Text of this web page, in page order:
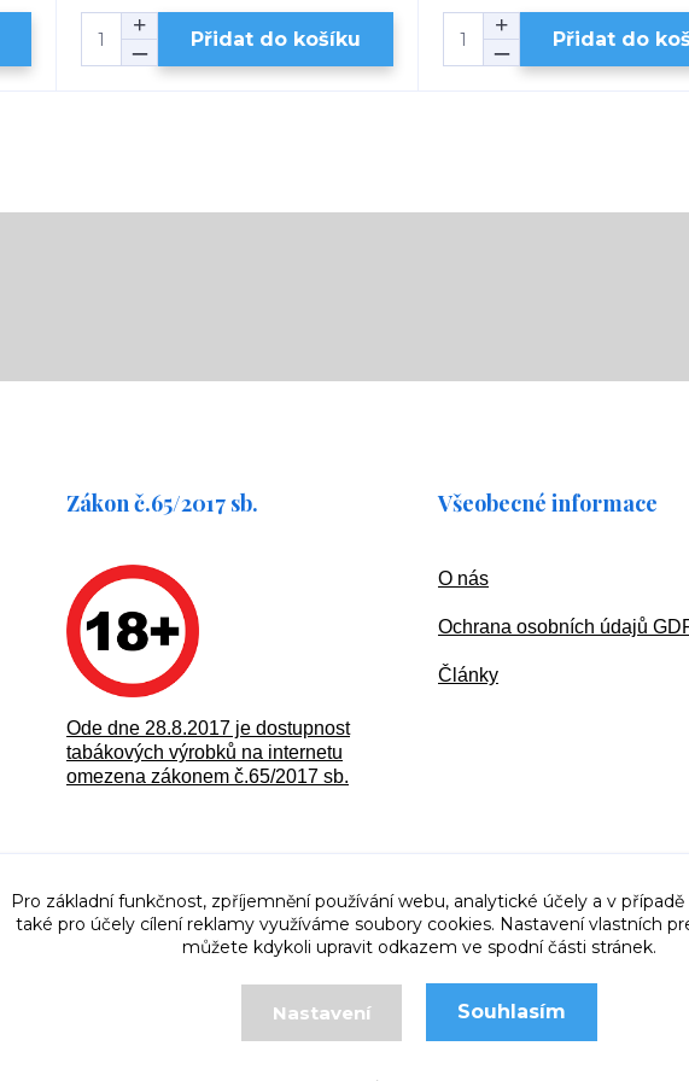
Přidat do košíku Přidat do
Zákon č.65/2017 sb.
Ode dne 28.8.2017 je dostupnost
tabákových výrobků na internetu
omezena zákonem č.65/2017 sb.
Všeobecné informace
O nás
Ochrana osobních údajů
Články
Pro základní funkčnost, zpříjemnění používání webu, analytické účely a v případě
také pro účely cílení reklamy využíváme soubory cookies. Nastavení vlastních
můžete kdykoli upravit odkazem ve spodní části stránek.
Nastavení Souhlasím